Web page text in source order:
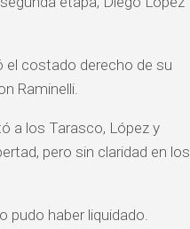
el costado derecho de su
Raminelli.
a los Tarasco, López y
pero sin claridad en los
pudo haber liquidado.